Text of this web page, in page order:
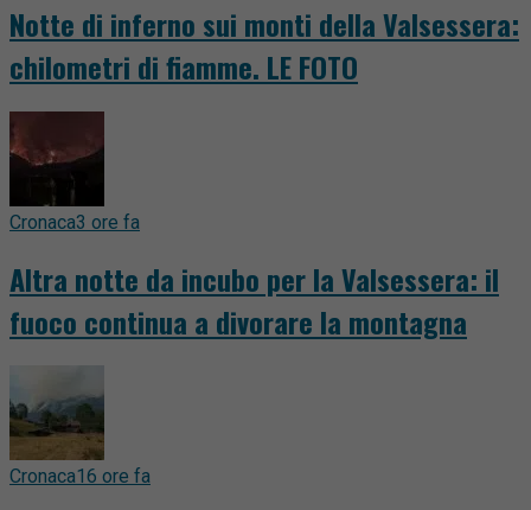
Notte di inferno sui monti della Valsessera:
chilometri di fiamme. LE FOTO
Cronaca3 ore fa
Altra notte da incubo per la Valsessera: il
fuoco continua a divorare la montagna
Cronaca16 ore fa